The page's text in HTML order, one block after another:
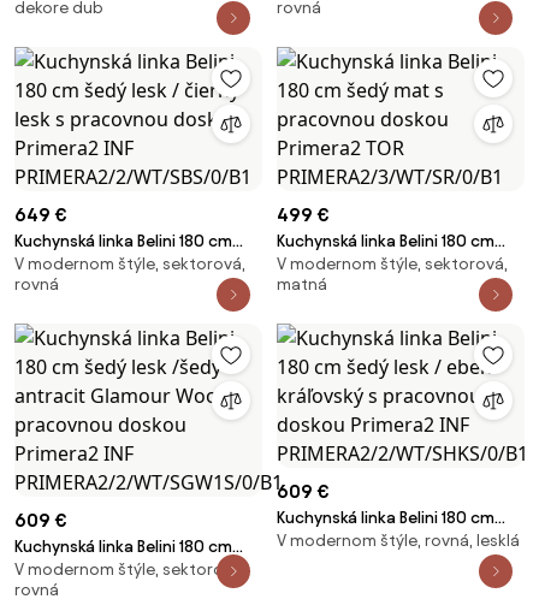
pracovnou doskou Primera2 INF
PRIMERA2/2/WT/SDWS/0/B1
dekore dub
pracovnou doskou Laurentino2
INF LAURENTINO2/2/WT/WB/0/B1
rovná
649 €
Kuchynská linka Belini 180 cm
šedý lesk / čierny lesk s
pracovnou doskou Primera2 INF
V modernom štýle, sektorová,
rovná
499 €
Kuchynská linka Belini 180 cm
šedý mat s pracovnou doskou
Primera2 TOR
V modernom štýle, sektorová,
matná
609 €
Kuchynská linka Belini 180 cm
šedý lesk /šedý antracit
Glamour Wood s pracovnou
V modernom štýle, sektorová,
rovná
609 €
Kuchynská linka Belini 180 cm
šedý lesk / eben kráľovský s
pracovnou doskou Primera2 INF
V modernom štýle, rovná, lesklá